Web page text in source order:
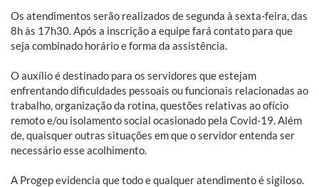
Os atendimentos serão realizados de segunda à sexta-feira, das
8h às 17h30. Após a inscrição a equipe fará contato para que
seja combinado horário e forma da assistência.
O auxílio é destinado para os servidores que estejam
enfrentando dificuldades pessoais ou funcionais relacionadas ao
trabalho, organização da rotina, questões relativas ao ofício
remoto e/ou isolamento social ocasionado pela Covid-19. Além
de, quaisquer outras situações em que o servidor entenda ser
necessário esse acolhimento.
A Progep evidencia que todo e qualquer atendimento é sigiloso.